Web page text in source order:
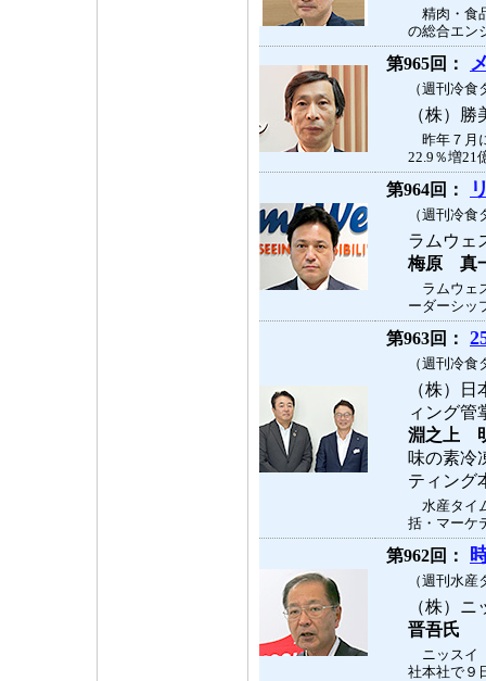
精肉・食
の総合エン
第965回：
（週刊冷
（株）
昨年７月
22.9％増21
第964回：
（週刊冷
ラムウ
梅原 真
ラムウェ
ーダーシッ
第963回：
（週刊冷
（株）
ィング管
淵之上
味の素冷
ティン
水産タイ
括・マーケ
第962回：
（週刊水
（株）
晋吾氏
ニッスイ
社本社で９